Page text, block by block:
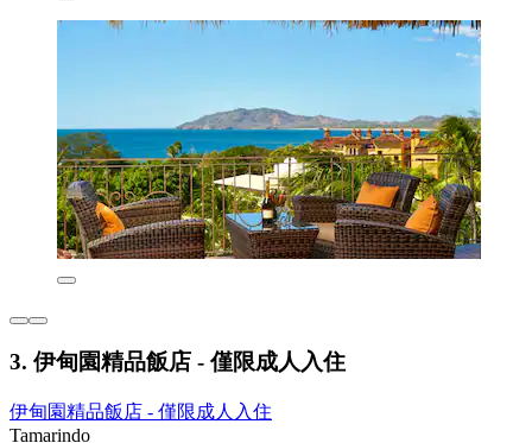
3. 伊甸園精品飯店 - 僅限成人入住
伊甸園精品飯店 - 僅限成人入住
Tamarindo